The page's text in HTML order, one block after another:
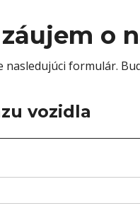
o
nasledujúci formulár.
vozidla